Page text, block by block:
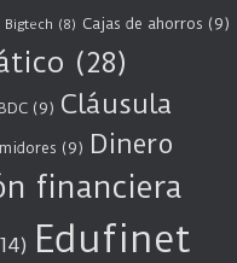
Bigtech (8) Cajas de ahorros (9)
(28)
(9) Cláusula
(9) Dinero
financiera
Edufinet